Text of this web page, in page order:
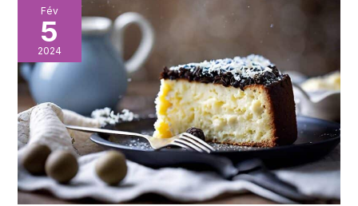
Fév
5
2024
Cake
gorgonzola
truffe